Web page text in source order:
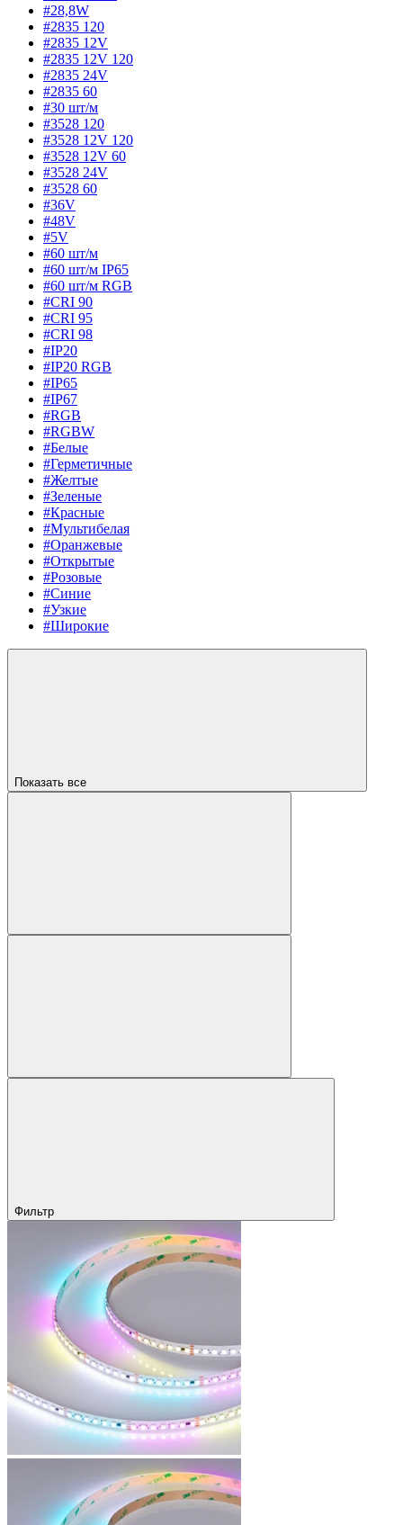
#28,8W
#2835 120
#2835 12V
#2835 12V 120
#2835 24V
#2835 60
#30 шт/м
#3528 120
#3528 12V 120
#3528 12V 60
#3528 24V
#3528 60
#36V
#48V
#5V
#60 шт/м
#60 шт/м IP65
#60 шт/м RGB
#CRI 90
#CRI 95
#CRI 98
#IP20
#IP20 RGB
#IP65
#IP67
#RGB
#RGBW
#Белые
#Герметичные
#Желтые
#Зеленые
#Красные
#Мультибелая
#Оранжевые
#Открытые
#Розовые
#Синие
#Узкие
#Широкие
Показать все
Фильтр